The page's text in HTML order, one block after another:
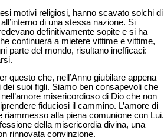
motivi religiosi, hanno scavato solchi di
di una stessa nazione. Si
definitivamente sopite e si ha
continuerà a mietere vittime e vittime,
parte del mondo, risultano inefficaci:
questo che, nell’Anno giubilare appena
suoi figli. Siamo ben consapevoli che
misericordioso di Dio che non
fiduciosi il cammino. L’amore di
riammesso alla piena comunione con Lui.
della misericordia divina, una
rinnovata convinzione.